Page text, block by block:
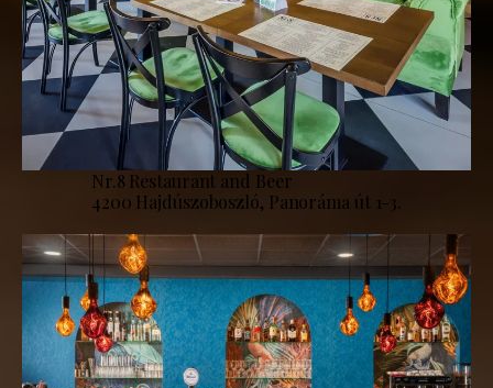
Nr.8 Restaurant and Beer
4200 Hajdúszoboszló, Panoráma út 1-3.